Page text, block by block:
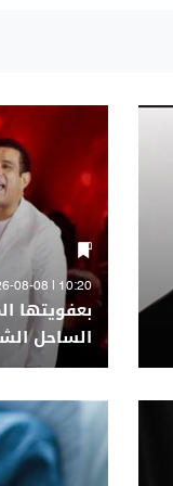
10:20 | 2026-08-08
بعفويتها
الساحل